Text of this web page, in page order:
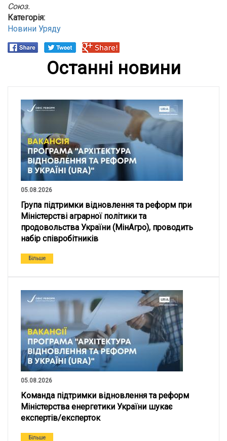
Союз.
Категорія:
Новини Уряду
Останні новини
05.08.2026
Група підтримки відновлення та реформ при
Міністерстві аграрної політики та
продовольства України (МінАгро), проводить
набір співробітників
Більше
05.08.2026
Команда підтримки відновлення та реформ
Міністерства енергетики України шукає
експертів/експерток
Більше